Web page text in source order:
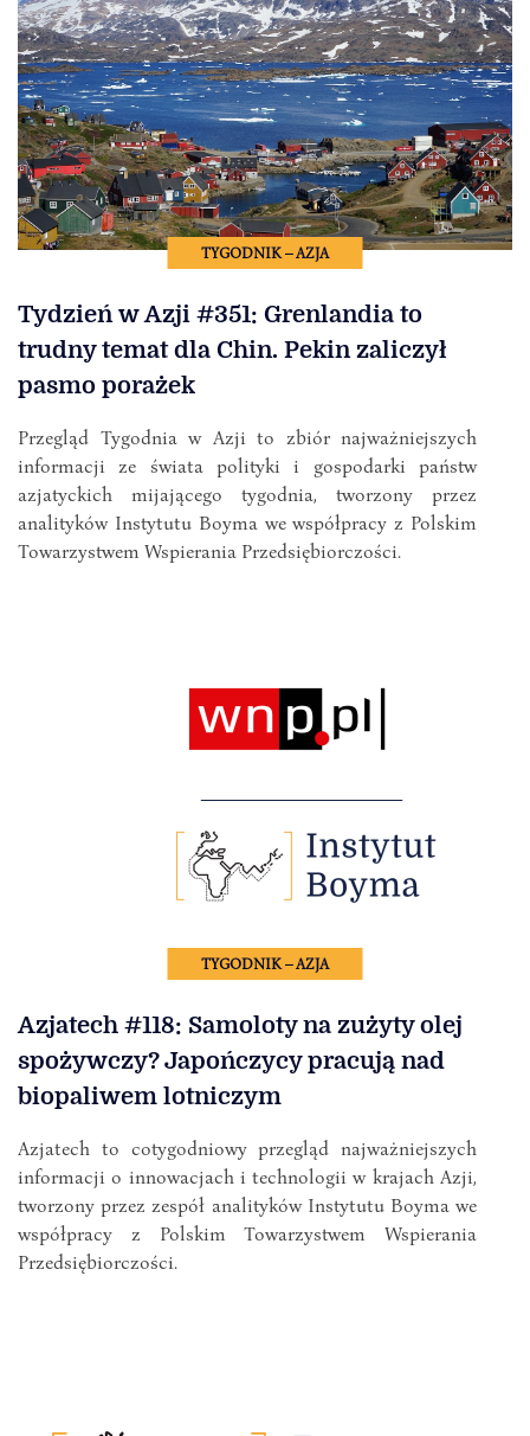
TYGODNIK – AZJA
Tydzień w Azji #351: Grenlandia to
trudny temat dla Chin. Pekin zaliczył
pasmo porażek
Przegląd Tygodnia w Azji to zbiór najważniejszych
informacji ze świata polityki i gospodarki państw
azjatyckich mijającego tygodnia, tworzony przez
analityków Instytutu Boyma we współpracy z Polskim
Towarzystwem Wspierania Przedsiębiorczości.
TYGODNIK – AZJA
Azjatech #118: Samoloty na zużyty olej
spożywczy? Japończycy pracują nad
biopaliwem lotniczym
Azjatech to cotygodniowy przegląd najważniejszych
informacji o innowacjach i technologii w krajach Azji,
tworzony przez zespół analityków Instytutu Boyma we
współpracy z Polskim Towarzystwem Wspierania
Przedsiębiorczości.